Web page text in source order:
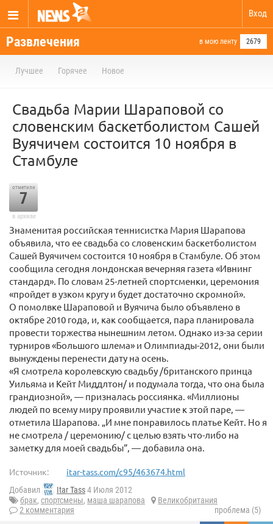
Вход
Развлечения в мою ленту 2679
Лучшее Горячее Новое
Свадьба Марии Шараповой со
словенским баскетболистом Сашей
Вуячичем состоится 10 ноября в
Стамбуле
отметили
7
в архиве
Знаменитая российская теннисистка Мария Шарапова
объявила, что ее свадьба со словенским баскетболистом
Сашей Вуячичем состоится 10 ноября в Стамбуле. Об этом
сообщила сегодня лондонская вечерняя газета «Ивнинг
стандард». По словам 25-летней спортсменки, церемония
«пройдет в узком кругу и будет достаточно скромной».
О помолвке Шараповой и Вуячича было объявлено в
октябре 2010 года, и, как сообщается, пара планировала
провести торжества нынешним летом. Однако из-за серии
турниров «Большого шлема» и Олимпиады-2012, они были
вынуждены перенести дату на осень.
«Я смотрела королевскую свадьбу /британского принца
Уильяма и Кейт Миддлтон/ и подумала тогда, что она была
грандиозной», — призналась россиянка. «Миллионы
людей по всему миру проявили участие к этой паре, —
отметила Шарапова. „И мне понравилось платье Кейт. Но я
не смотрела / церемонию/ с целью взять что-либо на
заметку для моей свадьбы“, — добавила она.
Источник: itar-tass.com/c95/463674.html
Добавил Itar Tass4 Июля 2012
брак, спортсмены, маша шарапова
Великобритания
2 комментария
проблема (5)